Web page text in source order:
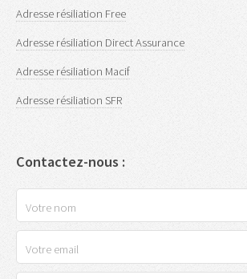
Adresse résiliation Free
Adresse résiliation Direct Assurance
Adresse résiliation Macif
Adresse résiliation SFR
Contactez-nous :